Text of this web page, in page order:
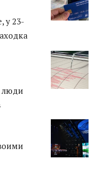
у 23-
люди